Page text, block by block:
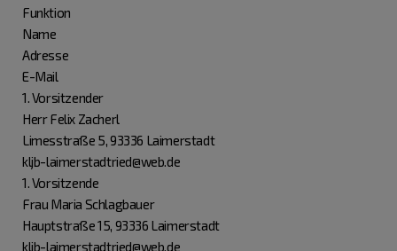
Funktion
Name
Adresse
E-Mail
1. Vorsitzender
Herr Felix Zacherl
Limesstraße 5, 93336 Laimerstadt
kljb-laimerstadtried@web.de
1. Vorsitzende
Frau Maria Schlagbauer
Hauptstraße 15, 93336 Laimerstadt
kljb-laimerstadtried@web.de